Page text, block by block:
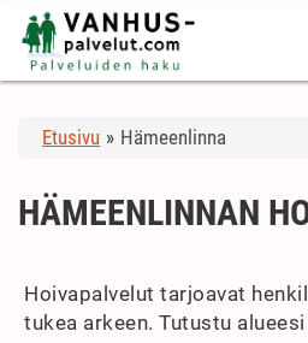
Etusivu » Hämeenlinna
HÄMEENLINNAN
Hoivapalvelut tarjoavat
tukea arkeen. Tutustu